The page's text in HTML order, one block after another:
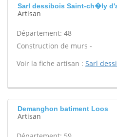
Sarl dessibois Saint-ch�ly
Artisan
Département: 48
Construction de murs -
Voir la fiche artisan : Sarl
Demanghon batiment Loos
Artisan